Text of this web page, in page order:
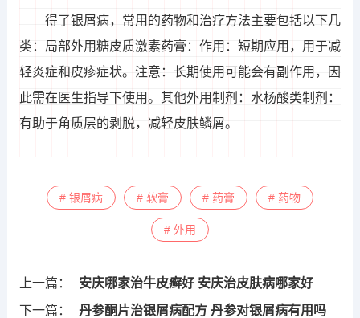
得了银屑病，常用的药物和治疗方法主要包括以下几
类：局部外用糖皮质激素药膏：作用：短期应用，用于减
轻炎症和皮疹症状。注意：长期使用可能会有副作用，因
此需在医生指导下使用。其他外用制剂：水杨酸类制剂：
有助于角质层的剥脱，减轻皮肤鳞屑。
# 银屑病 # 软膏 # 药膏 # 药物
# 外用
上一篇：
安庆哪家治牛皮癣好 安庆治皮肤病哪家好
下一篇：
丹参酮片治银屑病配方 丹参对银屑病有用吗